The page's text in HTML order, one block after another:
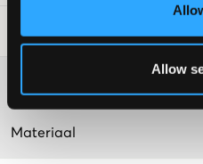
Allow
Laundry Advice
Materiaal